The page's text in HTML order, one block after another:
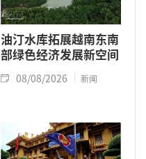
油汀水库拓展越南东南
部绿色经济发展新空间
08/08/2026 新闻